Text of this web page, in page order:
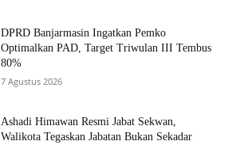
DPRD Banjarmasin Ingatkan Pemko
Optimalkan PAD, Target Triwulan III Tembus
80%
7 Agustus 2026
Ashadi Himawan Resmi Jabat Sekwan,
Walikota Tegaskan Jabatan Bukan Sekadar